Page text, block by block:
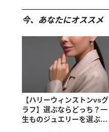
今、あなたにオススメ
【ハリーウィンストンvsグ
ラフ】選ぶならどっち？一
生ものジュエリーを選ぶな